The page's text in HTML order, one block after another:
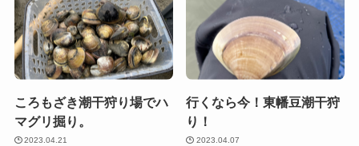
ころもざき潮干狩り場でハ
マグリ掘り。
2023.04.21
行くなら今！東幡豆潮干狩
り！
2023.04.07